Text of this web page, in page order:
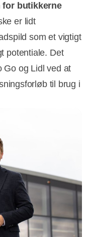
butikkerne
er lidt
som et vigtigt
potentiale. Det
Go og Lidl ved at
til brug i